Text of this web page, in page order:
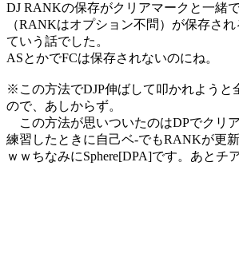
DJ RANKの保存がクリアマークと一緒
（RANKはオプション不問）が保存さ
ていう話でした。
ASとかでFCは保存されないのにね。
※この方法でDJP伸ばして叩かれようと
ので、あしからず。
この方法が思いついたのはDPでクリ
練習したときに自己ベ-でもRANKが更
ｗｗちなみにSphere[DPA]です。あとチ